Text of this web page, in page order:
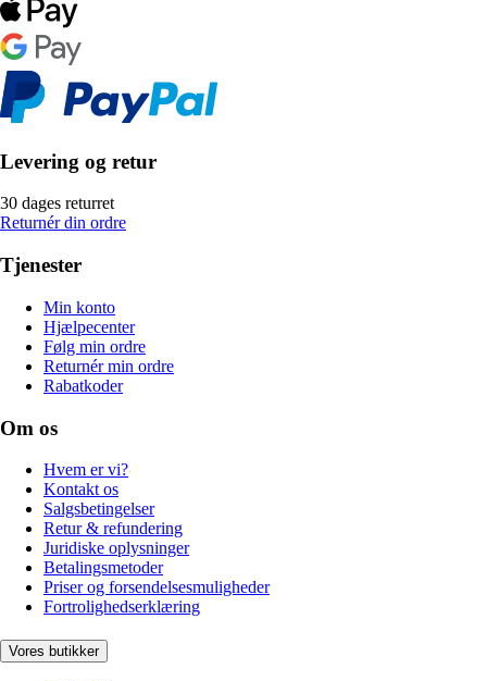
Levering og retur
30 dages returret
Returnér din ordre
Tjenester
Min konto
Hjælpecenter
Følg min ordre
Returnér min ordre
Rabatkoder
Om os
Hvem er vi?
Kontakt os
Salgsbetingelser
Retur & refundering
Juridiske oplysninger
Betalingsmetoder
Priser og forsendelsesmuligheder
Fortrolighedserklæring
Vores butikker